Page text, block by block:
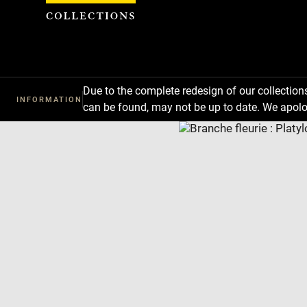
INFORMATION
Due to the complete redesign of our
can be found, may not be up to date. We
Cookies management panel